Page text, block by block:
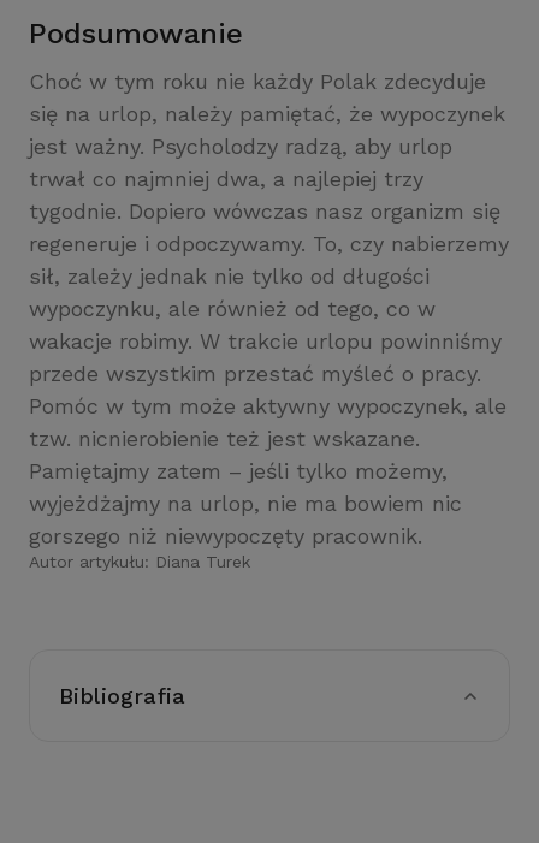
Podsumowanie
Choć w tym roku nie każdy Polak zdecyduje
się na urlop, należy pamiętać, że wypoczynek
jest ważny. Psycholodzy radzą, aby urlop
trwał co najmniej dwa, a najlepiej trzy
tygodnie. Dopiero wówczas nasz organizm się
regeneruje i odpoczywamy. To, czy nabierzemy
sił, zależy jednak nie tylko od długości
wypoczynku, ale również od tego, co w
wakacje robimy. W trakcie urlopu powinniśmy
przede wszystkim przestać myśleć o pracy.
Pomóc w tym może aktywny wypoczynek, ale
tzw. nicnierobienie też jest wskazane.
Pamiętajmy zatem – jeśli tylko możemy,
wyjeżdżajmy na urlop, nie ma bowiem nic
gorszego niż niewypoczęty pracownik.
Autor artykułu: Diana Turek
Bibliografia